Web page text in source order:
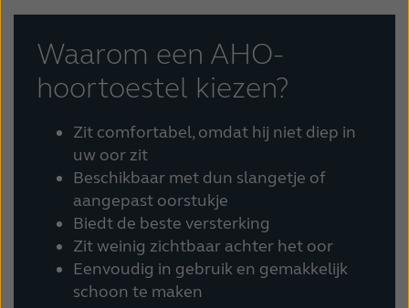
Waarom een AHO-
hoortoestel kiezen?
Zit comfortabel, omdat hij niet diep in
uw oor zit
Beschikbaar met dun slangetje of
aangepast oorstukje
Biedt de beste versterking
Zit weinig zichtbaar achter het oor
Eenvoudig in gebruik en gemakkelijk
schoon te maken